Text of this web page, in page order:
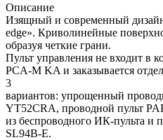
Описание
Изящный и современный
edge». Криволинейные
образуя четкие грани.
Пульт управления не входит в
PCA-M KA и заказывается
3
вариантов: упрощенный
YT52CRA, проводной пульт
из беспроводного ИК-пульта и
SL94B-E.